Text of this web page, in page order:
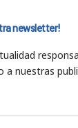
newsletter!
a nuestras